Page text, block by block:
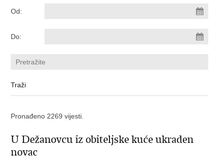
Od:
Do:
Pronađeno 2269 vijesti.
U Dežanovcu iz obiteljske kuće ukraden
novac